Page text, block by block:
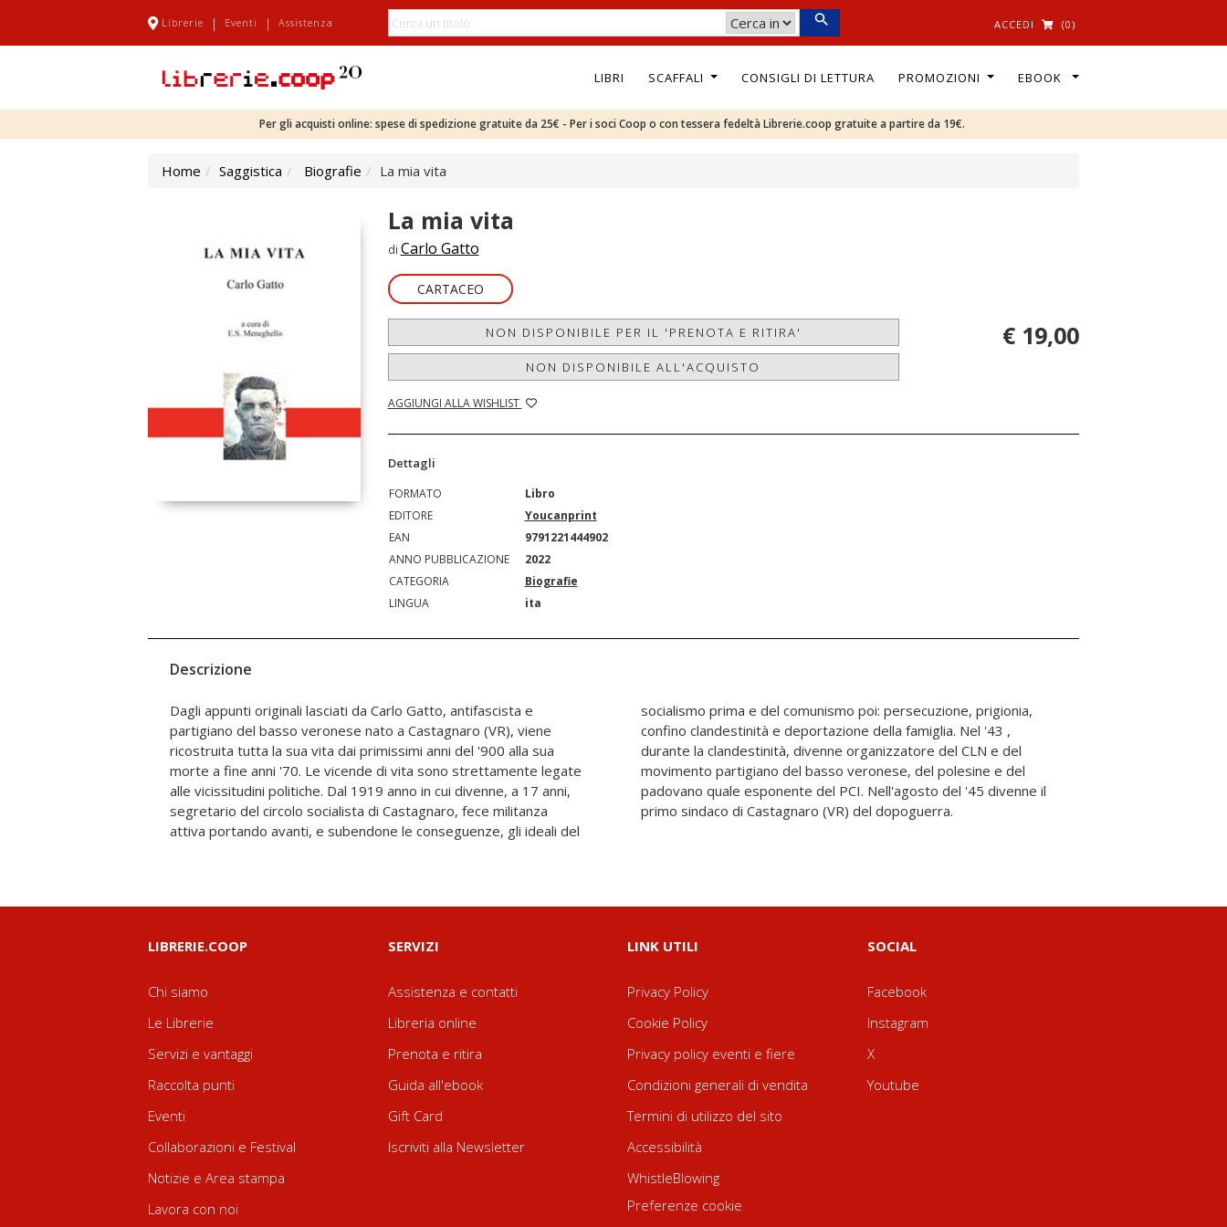
Librerie | Eventi | Assistenza ACCEDI (0)
LIBRI SCAFFALI CONSIGLI DI LETTURA PROMOZIONI EBOOK
Per gli acquisti online: spese di spedizione gratuite da 25€ - Per i soci Coop o con tessera fedeltà Librerie.coop gratuite a partire da 19€.
Home Saggistica Biografie La mia vita
La mia vita
di Carlo Gatto
CARTACEO
NON DISPONIBILE PER IL 'PRENOTA E RITIRA'
NON DISPONIBILE ALL'ACQUISTO
AGGIUNGI ALLA WISHLIST
€ 19,00
Dettagli
FORMATO
Libro
EDITORE
Youcanprint
EAN
9791221444902
ANNO PUBBLICAZIONE
2022
CATEGORIA
Biografie
LINGUA
ita
Descrizione
Dagli appunti originali lasciati da Carlo Gatto, antifascista e
partigiano del basso veronese nato a Castagnaro (VR), viene
ricostruita tutta la sua vita dai primissimi anni del '900 alla sua
morte a fine anni '70. Le vicende di vita sono strettamente legate
alle vicissitudini politiche. Dal 1919 anno in cui divenne, a 17 anni,
segretario del circolo socialista di Castagnaro, fece militanza
attiva portando avanti, e subendone le conseguenze, gli ideali del
socialismo prima e del comunismo poi: persecuzione, prigionia,
confino clandestinità e deportazione della famiglia. Nel '43 ,
durante la clandestinità, divenne organizzatore del CLN e del
movimento partigiano del basso veronese, del polesine e del
padovano quale esponente del PCI. Nell'agosto del '45 divenne il
primo sindaco di Castagnaro (VR) del dopoguerra.
LIBRERIE.COOP
Chi siamo
Le Librerie
Servizi e vantaggi
Raccolta punti
Eventi
Collaborazioni e Festival
Notizie e Area stampa
Lavora con noi
SERVIZI
Assistenza e contatti
Libreria online
Prenota e ritira
Guida all'ebook
Gift Card
Iscriviti alla Newsletter
LINK UTILI
Privacy Policy
Cookie Policy
Privacy policy eventi e fiere
Condizioni generali di vendita
Termini di utilizzo del sito
Accessibilità
WhistleBlowing
Preferenze cookie
SOCIAL
Facebook
Instagram
X
Youtube